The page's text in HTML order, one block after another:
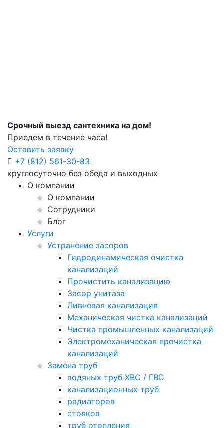
Срочный выезд сантехника на дом!
Приедем в течение часа!
Оставить заявку
+7 (812) 561-30-83
круглосуточно без обеда и выходных
О компании
О компании
Сотрудники
Блог
Услуги
Устранение засоров
Гидродинамическая очистка
канализаций
Прочистить канализацию
Засор унитаза
Ливневая канализация
Механическая чистка канализаций
Чистка промышленных канализаций
Электромеханическая прочистка
канализаций
Замена труб
водяных труб ХВС / ГВС
канализационных труб
радиаторов
стояков
труб отопления